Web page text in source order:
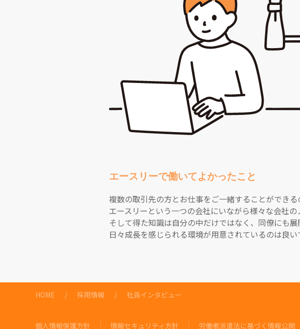
エースリーで働いてよかったこと
複数の取引先の方とお仕事をご一緒することができる
エースリーという一つの会社にいながら様々な会社の
そして得た知識は自分の中だけではなく、同僚にも
日々成長を感じられる環境が用意されているのは良い
HOME 採用情報 社員インタビュー
個人情報保護方針 情報セキュリティ方針 労働者派遣法に基づく情報公開